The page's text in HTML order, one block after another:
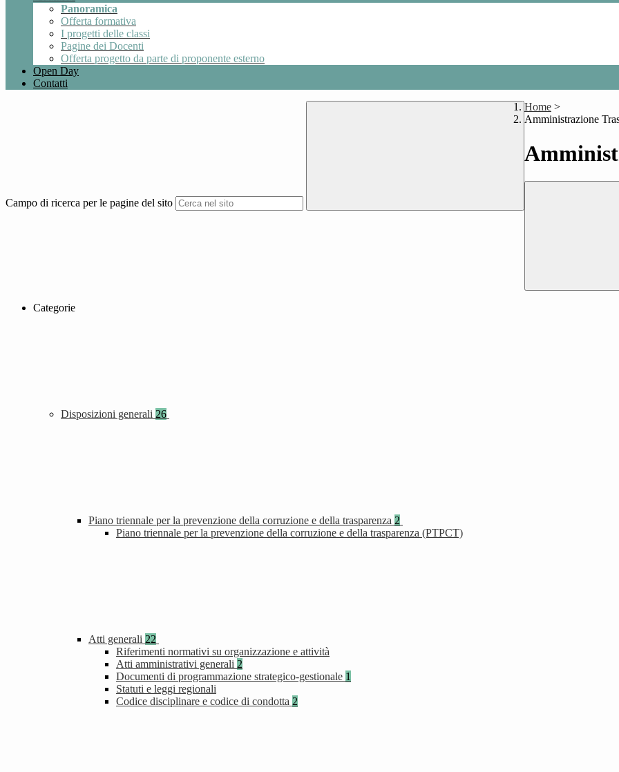
Panoramica
Offerta formativa
I progetti delle classi
Pagine dei Docenti
Offerta progetto da parte di proponente esterno
Open Day
Contatti
Campo di ricerca per le pagine del sito
Home >
Amministrazione
Categorie
Disposizioni generali 26
Piano triennale per la prevenzione della corruzione e della trasparenza 2
Piano triennale per la prevenzione della corruzione e della trasparenza (PTPCT)
Atti generali 22
Riferimenti normativi su organizzazione e attività
Atti amministrativi generali 2
Documenti di programmazione strategico-gestionale 1
Statuti e leggi regionali
Codice disciplinare e codice di condotta 2